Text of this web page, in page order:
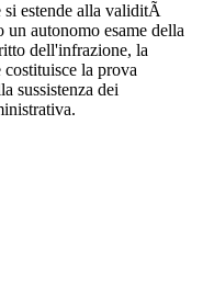
estende alla validitÃ
autonomo esame della
dell'infrazione, la
la prova
sussistenza dei